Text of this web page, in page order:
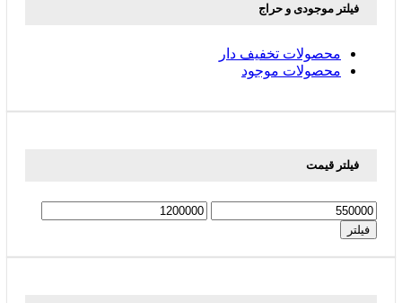
فیلتر موجودی و حراج
محصولات تخفیف دار
محصولات موجود
فیلتر قیمت
حداقل
قیمت
حداکثر
فیلتر